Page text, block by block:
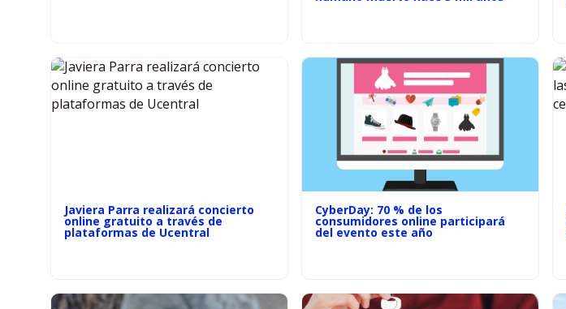
Javiera Parra realizará concierto
online gratuito a través de
plataformas de Ucentral
CyberDay: 70 % de los
consumidores online participará
del evento este año